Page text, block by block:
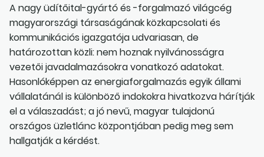
A nagy üdítőital-gyártó és -forgalmazó világcég
magyarországi társaságának közkapcsolati és
kommunikációs igazgatója udvariasan, de
határozottan közli: nem hoznak nyilvánosságra
vezetői javadalmazásokra vonatkozó adatokat.
Hasonlóképpen az energiaforgalmazás egyik állami
vállalatánál is különböző indokokra hivatkozva hárítják
el a válaszadást; a jó nevű, magyar tulajdonú
országos üzletlánc központjában pedig meg sem
hallgatják a kérdést.